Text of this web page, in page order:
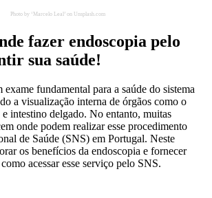
Photo by ‘Marcelo Leal’ on Unsplash.com
fazer endoscopia pelo
sua saúde!
exame fundamental para a saúde do sistema
a visualização interna de órgãos como o
e intestino delgado. No entanto, muitas
onde podem realizar esse procedimento
de Saúde (SNS) em Portugal. Neste
os benefícios da endoscopia e fornecer
acessar esse serviço pelo SNS.